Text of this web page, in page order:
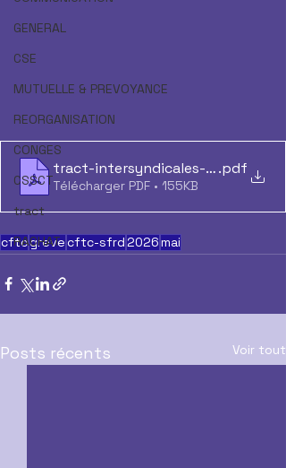
GENERAL
CSE
MUTUELLE & PREVOYANCE
REORGANISATION
CONGES
CSSCT
tract
RACHAT
tract-intersyndicales-mepris-5
.pdf
Télécharger PDF • 155KB
cftcgrevecftc-sfrd2026mai
Posts récents Voir tout